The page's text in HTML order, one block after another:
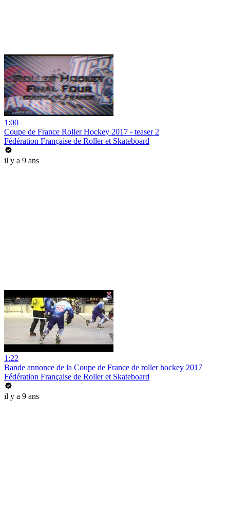
1:00
Coupe de France Roller Hockey 2017 - teaser 2
Fédération Française de Roller et Skateboard
il y a 9 ans
1:22
Bande annonce de la Coupe de France de roller hockey 2017
Fédération Française de Roller et Skateboard
il y a 9 ans